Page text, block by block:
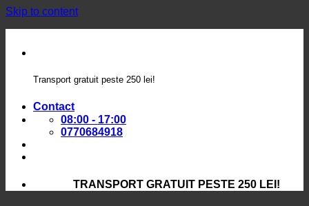
Skip to content
Transport gratuit peste 250 lei!
Contact
08:00 - 17:00
0770684918
TRANSPORT GRATUIT PESTE 250 LEI!